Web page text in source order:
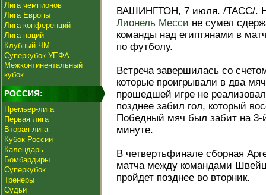
Лига чемпионов
Лига Европы
Лига конференций
Лига наций
Клубный ЧМ
Суперкубок УЕФА
Межконтинентальный
кубок
РОССИЯ:
Премьер-лига
Первая лига
Вторая лига
Кубок России
Календарь
Бомбардиры
Суперкубок
Тренеры
Судьи
ВАШИНГТОН, 7 июля. /ТАСС/.
Лионель Месси не сумел
команды над египтянами в
по футболу.
Встреча завершилась со
которые проигрывали в два
прошедшей игре не
позднее забил гол, который
Победный мяч был забит на 3-
минуте.
В четвертьфинале сборная
матча между командами
пройдет позднее во вторник.